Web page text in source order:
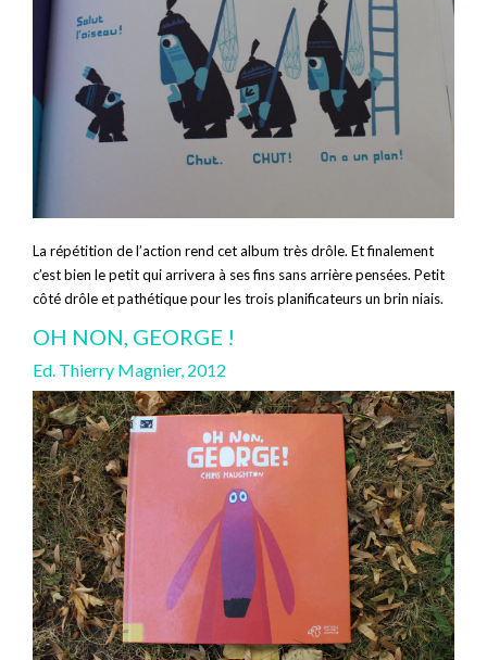
La répétition de l’action rend cet album très drôle. Et finalement
c’est bien le petit qui arrivera à ses fins sans arrière pensées. Petit
côté drôle et pathétique pour les trois planificateurs un brin niais.
OH NON, GEORGE !
Ed. Thierry Magnier, 2012